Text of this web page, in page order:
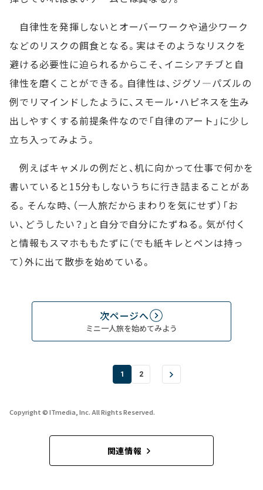
自律性を発揮しないとオーバーワークや過少ワーク
などのリスクの餌食となる。実はそのようなリスクを
避ける必要性に迫られるからこそ、イニシアチブと自
律性を磨くことができる。自律性は、ジグソ―パズルの
例でリマインドしたように、スモール・ハピネスを生み
出しやすくする前提条件なので「自律のアート」に少し
立ち入ってみよう。
例えばキャメルの例だと、机に向かって仕事で何かを
書いていると15分もしないうちに行き詰まることがあ
る。そんな時、（一人旅だからまわりを気にせず）「お
い、どうしたい？」と自分で自分にたずねる。気が付く
と情報もスマホももたずに（でも紙キレとペンは持っ
て）外に出て散歩を始めている。
次ページへ
ミニ一人旅を始めてみよう
1 2
Copyright © ITmedia, Inc. All Rights Reserved.
関連情報